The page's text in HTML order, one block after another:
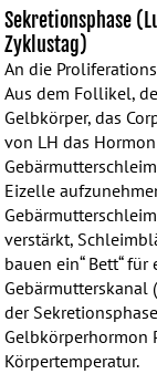
Sekretionsphase
Zyklustag)
An die
Aus dem Follikel,
Gelbkörper, das
von LH das
Eizelle
verstärkt,
bauen ein“ Bett“
Gebärmutterskanal
der
Gelbkörperhormon
Körpertemperatur.